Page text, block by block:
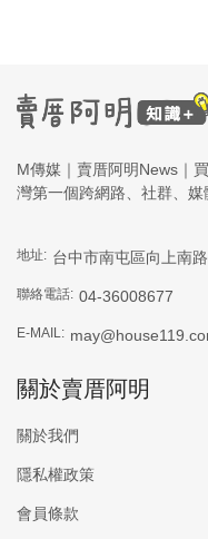
M傳媒｜賣厝阿明News｜
灣第一個跨網路、社群、媒
地址: 台中市南屯區向上南
聯絡電話: 04-36008677
E-MAIL:
關於賣厝阿明
關於我們
隱私權政策
會員條款